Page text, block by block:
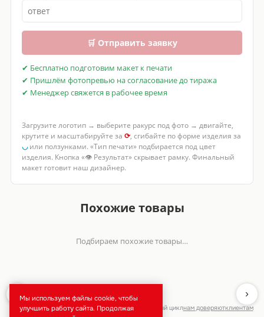
🛒 Отправить заявку
✔ Бесплатно подготовим макет к печати
✔ Пришлём фотопревью на согласование до тиража
✔ Менеджер свяжется в рабочее время
Загрузите логотип → выберите ракурс под фото → двигайте,
крутите и масштабируйте за ⟳, сгибайте по форме изделия за
◡или ползунками. «Тип печати» подбирается под цвет
изделия. Кнопка «👁 Результат» скрывает рамку. Финальный
макет готовит наш дизайнер.
Яндекс·Картах
Мы используем файлы cookie, чтобы
улучшить работу сайта. Продолжая